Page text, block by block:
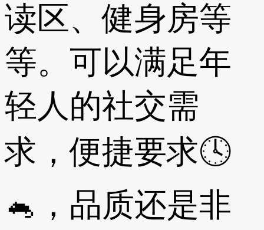
读区、健身房等
等。可以满足年
轻人的社交需
求，便捷要求🕓
🐁，品质还是非